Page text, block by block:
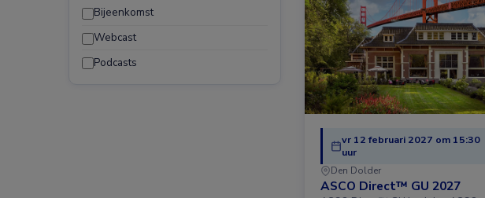
Bijeenkomst
Webcast
Podcasts
vr 12 februari 2027 om 15:30
uur
Den Dolder
ASCO Direct™ GU 2027